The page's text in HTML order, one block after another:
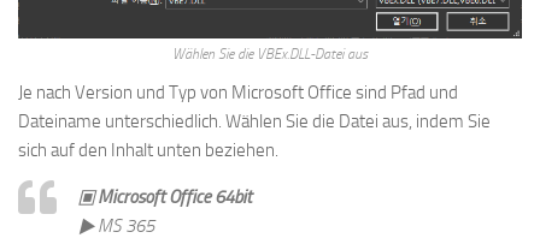
Wählen Sie die VBEx.DLL-Datei aus
Je nach Version und Typ von Microsoft Office sind Pfad und
Dateiname unterschiedlich. Wählen Sie die Datei aus, indem Sie
sich auf den Inhalt unten beziehen.
▣ Microsoft Office 64bit
▶ MS 365